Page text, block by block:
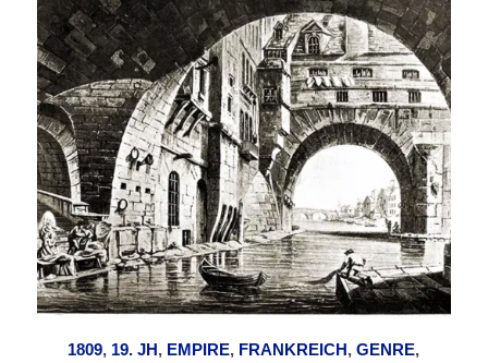
1809, 19. JH, EMPIRE, FRANKREICH,GENRE,